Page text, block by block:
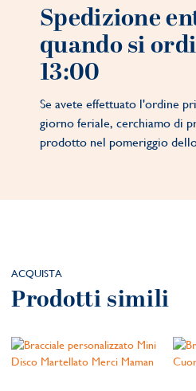
Spedizione
quando si
13:00
Se avete effettuato l'ordine
giorno feriale, cerchiamo di
prodotto nel pomeriggio
ACQUISTA
Prodotti simili